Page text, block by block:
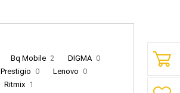
Bq Mobile 2 DIGMA 0
Prestigio 0 Lenovo 0
Ritmix 1